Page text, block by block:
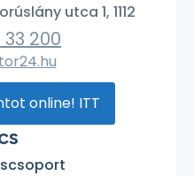
utca 1, 1112
33 200
online! ITT